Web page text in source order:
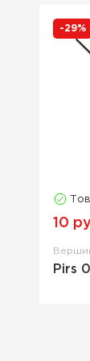
-29%
10
Pirs